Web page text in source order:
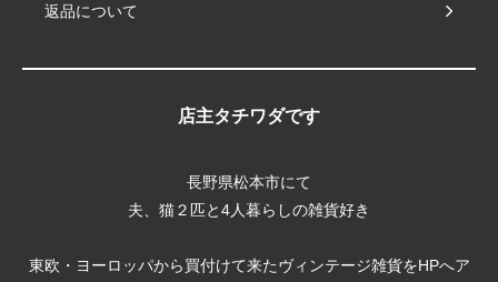
返品について
店主タチワダです
長野県松本市にて
夫、猫２匹と4人暮らしの雑貨好き
東欧・ヨーロッパから買付けて来たヴィンテージ雑貨をHPへア